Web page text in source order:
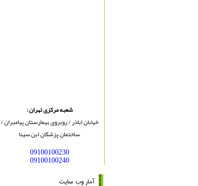
شعبه مرکزی تهران :
خیابان اباذر / روبروی بیمارستان پیامبران /
ساختمان پزشکان ابن سینا
09100100230
09100100240
آمار وب سایت